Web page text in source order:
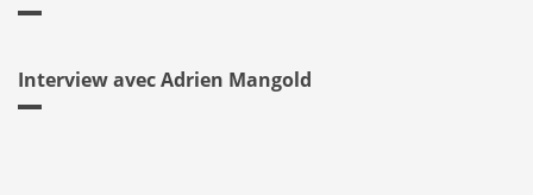
Interview avec Adrien Mangold